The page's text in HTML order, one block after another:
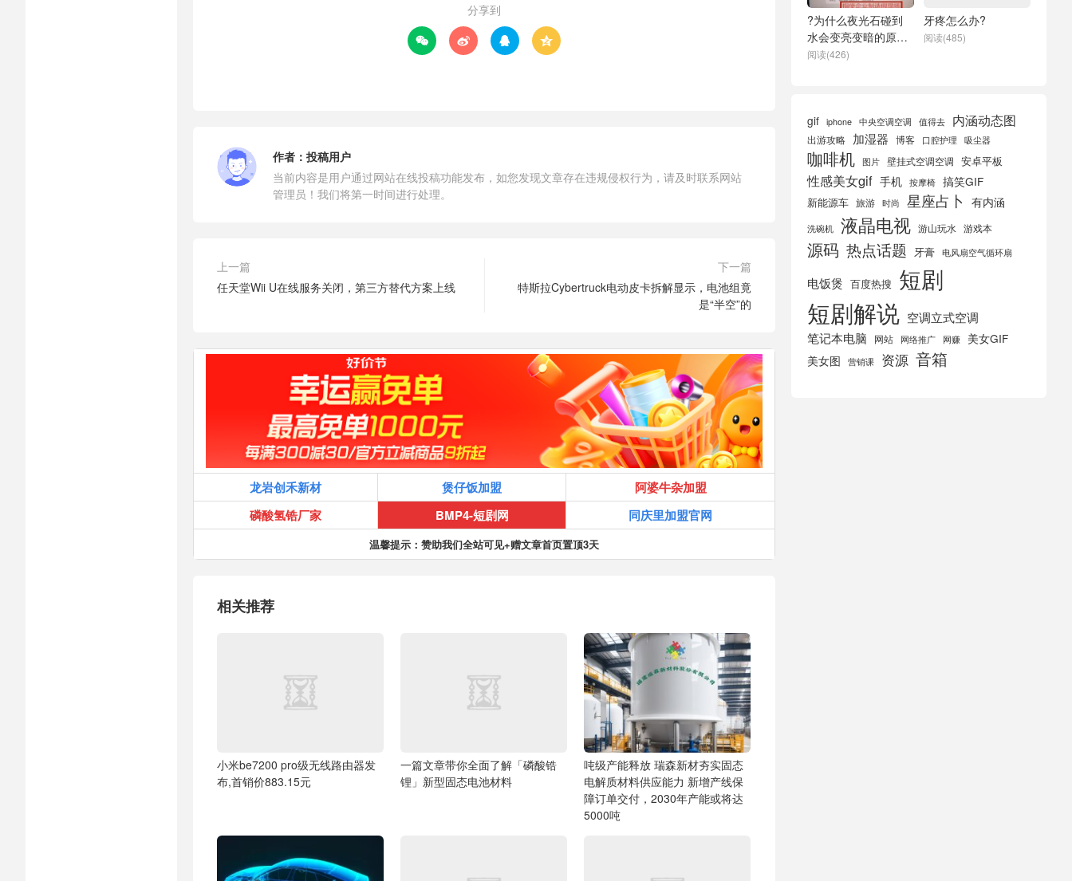
分享到
   
作者： 投稿用户
当前内容是用户通过网站在线投稿功能发布，如您发现文章存在违规侵权行为，请及时联系网站
管理员！我们将第一时间进行处理。
上一篇
任天堂Wii U在线服务关闭，第三方替代方案上线
下一篇
特斯拉Cybertruck电动皮卡拆解显示，电池组竟
是“半空”的
龙岩创禾新材 煲仔饭加盟
阿婆牛杂加盟
磷酸氢锆厂家
BMP4-短剧网 同庆里加盟官网
温馨提示：赞助我们全站可见+赠文章首页置顶3天
相关推荐
小米be7200 pro级无线路由器发
布,首销价883.15元
一篇文章带你全面了解「磷酸锆
锂」新型固态电池材料
吨级产能释放 瑞森新材夯实固态
电解质材料供应能力 新增产线保
障订单交付，2030年产能或将达
5000吨
?为什么夜光石碰到
水会变亮变暗的原因
是
阅读(426)
牙疼怎么办?
阅读(485)
gif iphone 中央空调空调 值得去 内涵动态图
出游攻略 加湿器 博客 口腔护理 吸尘器
咖啡机 图片 壁挂式空调空调 安卓平板
性感美女gif 手机 按摩椅 搞笑GIF
新能源车 旅游 时尚 星座占卜 有内涵
洗碗机 液晶电视 游山玩水 游戏本
源码 热点话题 牙膏 电风扇空气循环扇
电饭煲 百度热搜 短剧
短剧解说 空调立式空调
笔记本电脑 网站 网络推广 网赚
美女GIF
美女图
营销课 资源 音箱